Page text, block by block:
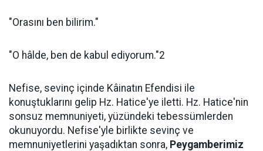
"Orasını ben bilirim."
"O hâlde, ben de kabul ediyorum."2
Nefise, sevinç içinde Kâinatın Efendisi ile
konuştuklarını gelip Hz. Hatice'ye iletti. Hz. Hatice'nin
sonsuz memnuniyeti, yüzündeki tebessümlerden
okunuyordu. Nefise'yle birlikte sevinç ve
memnuniyetlerini yaşadıktan sonra, Peygamberimiz